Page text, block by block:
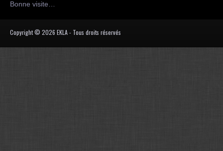
Bonne visite…
Copyright © 2026 EKLA - Tous droits réservés